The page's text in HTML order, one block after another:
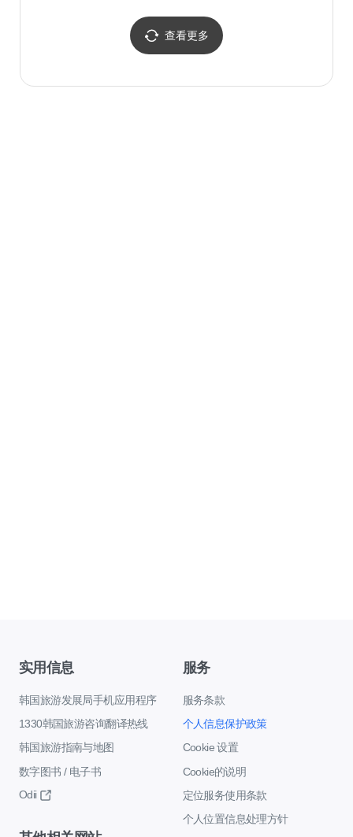
查看更多
实用信息
韩国旅游发展局手机应用程序
1330韩国旅游咨询翻译热线
韩国旅游指南与地图
数字图书 / 电子书
Odii
服务
服务条款
个人信息保护政策
Cookie 设置
Cookie的说明
定位服务使用条款
个人位置信息处理方针